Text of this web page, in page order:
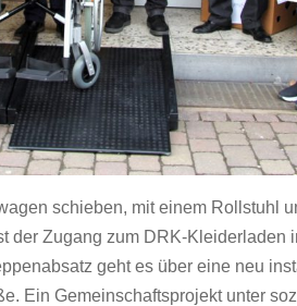
schieben, mit einem Rollstuhl
der Zugang zum DRK-Kleiderladen
geht es über eine neu
Ein Gemeinschaftsprojekt unter